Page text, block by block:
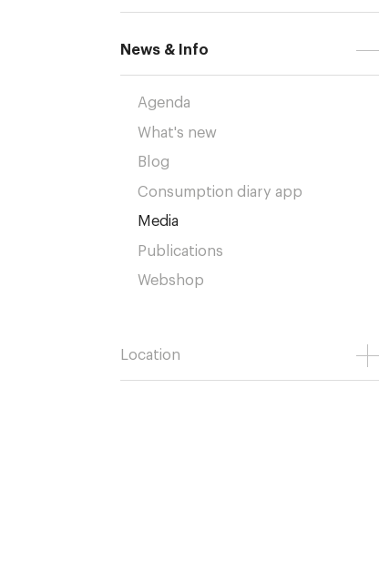
News & Info
Agenda
What's new
Blog
Consumption diary app
Media
Publications
Webshop
Location